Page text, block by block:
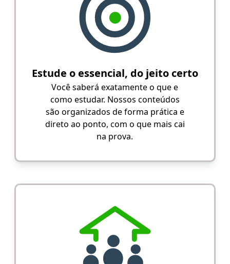
Estude o essencial, do jeito certo
Você saberá exatamente o que e
como estudar. Nossos conteúdos
são organizados de forma prática e
direto ao ponto, com o que mais cai
na prova.